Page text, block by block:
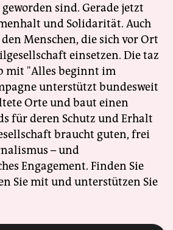
sind. Gerade jetzt
und Solidarität. Auch
Menschen, die sich vor Ort
einsetzen. Die taz
mit "Alles beginnt im
unterstützt bundesweit
Orte und baut einen
für deren Schutz und Erhalt
braucht guten, frei
– und
Engagement. Finden Sie
Sie mit und unterstützen Sie